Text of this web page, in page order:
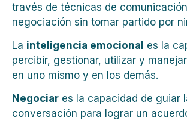
través de técnicas de
negociación sin tomar partido por
La inteligencia emocional es la
percibir, gestionar, utilizar y
en uno mismo y en los demás.
Negociar es la capacidad de guiar
conversación para lograr un